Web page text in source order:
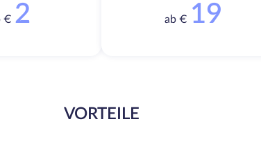
€ 2 ab € 19
VORTEILE